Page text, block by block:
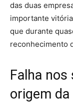
das duas
importante
que durante
reconhecimento
Falha nos
origem